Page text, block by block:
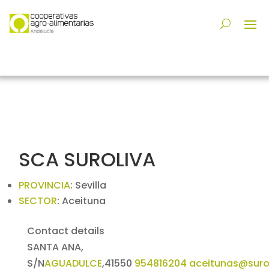
SCA SUROLIVA
PROVINCIA: Sevilla
SECTOR: Aceituna
Contact details
SANTA ANA,
S/NAGUADULCE,41550 954816204